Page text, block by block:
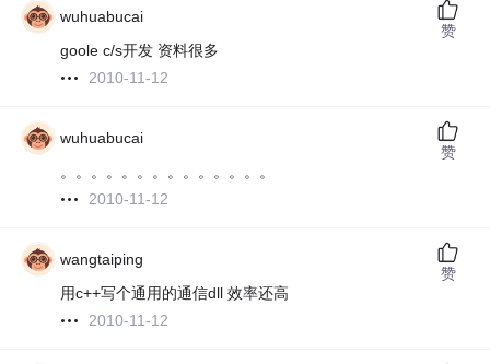
wuhuabucai
goole c/s开发 资料很多
2010-11-12
赞
wuhuabucai
。。。。。。。。。。。。。。
2010-11-12
赞
wangtaiping
用c++写个通用的通信dll 效率还高
2010-11-12
赞